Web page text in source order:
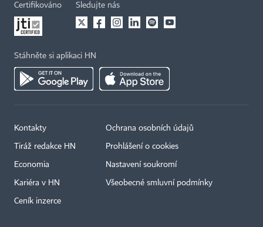
Certifikováno Sledujte nás
Stáhněte si aplikaci HN
Kontakty
Tiráž redakce HN
Economia
Kariéra v HN
Ceník inzerce
Ochrana osobních údajů
Prohlášení o cookies
Nastavení soukromí
Všeobecné smluvní podmínky